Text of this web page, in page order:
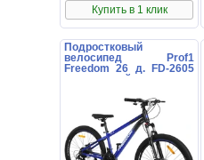
Купить в 1 клик
Подростковый
велосипед Prof1
Freedom 26 д. FD-2605
темно-синий